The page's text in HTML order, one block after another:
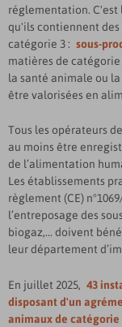
réglementation. C'est
qu'ils contiennent des
catégorie 3 : sous-
matières de
la santé animale ou
être valorisées en
Tous les opérateurs
au moins être
de l’alimentation
Les établissements
règlement (CE)
l’entreposage des
biogaz,... doivent
leur département
En juillet 2025, 43
disposant d'un
animaux de catégorie